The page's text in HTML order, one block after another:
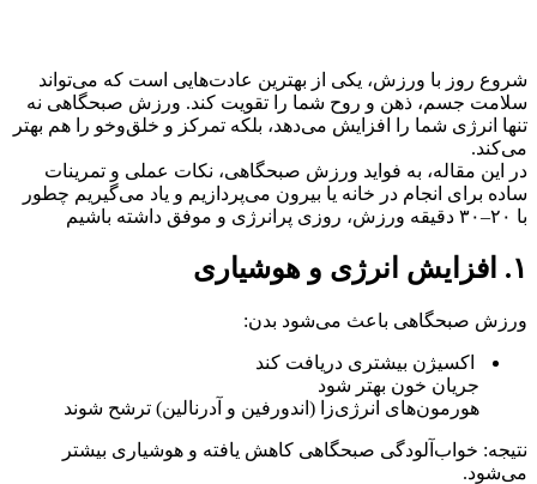
شروع روز با ورزش، یکی از بهترین عادت‌هایی است که می‌تواند
سلامت جسم، ذهن و روح شما را تقویت کند. ورزش صبحگاهی نه
تنها انرژی شما را افزایش می‌دهد، بلکه تمرکز و خلق‌وخو را هم بهتر
می‌کند.
در این مقاله، به فواید ورزش صبحگاهی، نکات عملی و تمرینات
ساده برای انجام در خانه یا بیرون می‌پردازیم و یاد می‌گیریم چطور
با ۲۰–۳۰ دقیقه ورزش، روزی پرانرژی و موفق داشته باشیم
۱. افزایش انرژی و هوشیاری
ورزش صبحگاهی باعث می‌شود بدن:
اکسیژن بیشتری دریافت کند
جریان خون بهتر شود
هورمون‌های انرژی‌زا (اندورفین و آدرنالین) ترشح شوند
نتیجه: خواب‌آلودگی صبحگاهی کاهش یافته و هوشیاری بیشتر
می‌شود.